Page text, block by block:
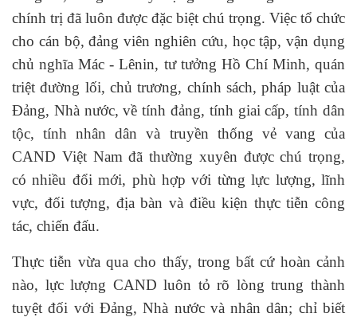
chính trị đã luôn được đặc biệt chú trọng. Việc tổ chức
cho cán bộ, đảng viên nghiên cứu, học tập, vận dụng
chủ nghĩa Mác - Lênin, tư tưởng Hồ Chí Minh, quán
triệt đường lối, chủ trương, chính sách, pháp luật của
Đảng, Nhà nước, về tính đảng, tính giai cấp, tính dân
tộc, tính nhân dân và truyền thống vẻ vang của
CAND Việt Nam đã thường xuyên được chú trọng,
có nhiều đổi mới, phù hợp với từng lực lượng, lĩnh
vực, đối tượng, địa bàn và điều kiện thực tiễn công
tác, chiến đấu.
Thực tiễn vừa qua cho thấy, trong bất cứ hoàn cảnh
nào, lực lượng CAND luôn tỏ rõ lòng trung thành
tuyệt đối với Đảng, Nhà nước và nhân dân; chỉ biết